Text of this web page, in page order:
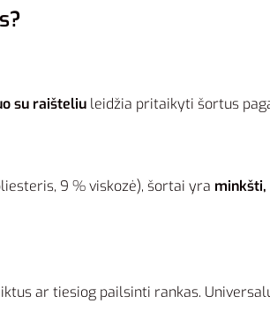
su raišteliu leidžia pritaikyti šortus
9 % viskozė), šortai yra minkšti,
ar tiesiog pailsinti rankas.